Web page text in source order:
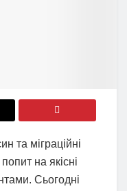
та міграційні
на якісні
Сьогодні